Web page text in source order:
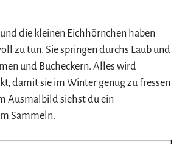
die kleinen Eichhörnchen haben
zu tun. Sie springen durchs Laub und
und Bucheckern. Alles wird
damit sie im Winter genug zu fressen
Ausmalbild siehst du ein
Sammeln.